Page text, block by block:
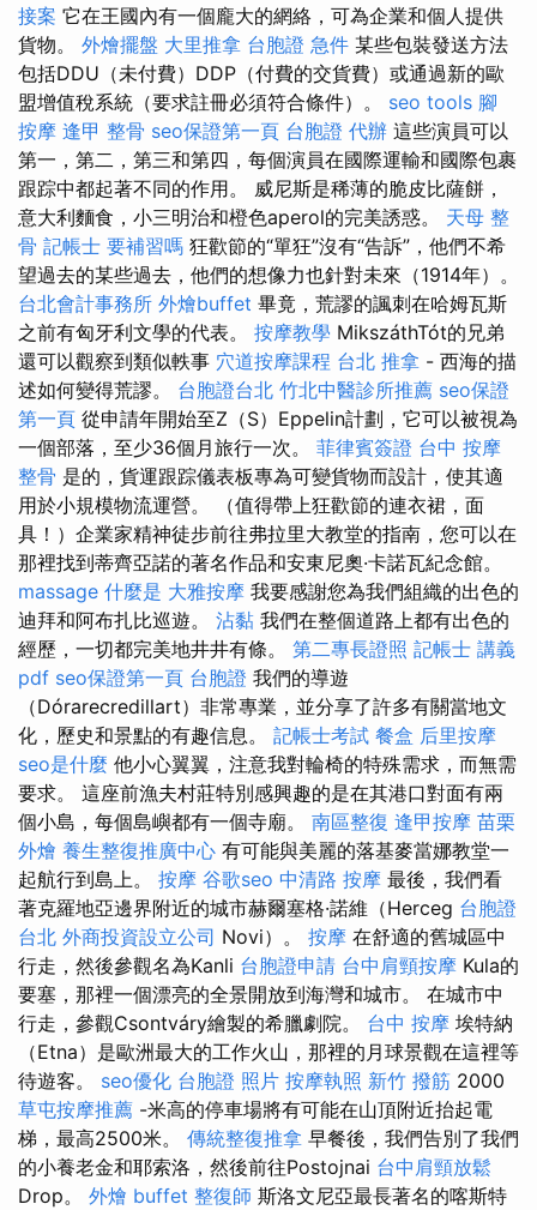
接案 它在王國內有一個龐大的網絡，可為企業和個人提供
貨物。 外燴擺盤 大里推拿 台胞證 急件 某些包裝發送方法
包括DDU（未付費）DDP（付費的交貨費）或通過新的歐
盟增值稅系統（要求註冊必須符合條件）。 seo tools 腳
按摩 逢甲 整骨 seo保證第一頁 台胞證 代辦 這些演員可以
第一，第二，第三和第四，每個演員在國際運輸和國際包裹
跟踪中都起著不同的作用。 威尼斯是稀薄的脆皮比薩餅，
意大利麵食，小三明治和橙色aperol的完美誘惑。 天母 整
骨 記帳士 要補習嗎 狂歡節的“單狂”沒有“告訴”，他們不希
望過去的某些過去，他們的想像力也針對未來（1914年）。
台北會計事務所 外燴buffet 畢竟，荒謬的諷刺在哈姆瓦斯
之前有匈牙利文學的代表。 按摩教學 MikszáthTót的兄弟
還可以觀察到類似軼事 穴道按摩課程 台北 推拿 - 西海的描
述如何變得荒謬。 台胞證台北 竹北中醫診所推薦 seo保證
第一頁 從申請年開始至Z（S）Eppelin計劃，它可以被視為
一個部落，至少36個月旅行一次。 菲律賓簽證 台中 按摩
整骨 是的，貨運跟踪儀表板專為可變貨物而設計，使其適
用於小規模物流運營。 （值得帶上狂歡節的連衣裙，面
具！）企業家精神徒步前往弗拉里大教堂的指南，您可以在
那裡找到蒂齊亞諾的著名作品和安東尼奧·卡諾瓦紀念館。
massage 什麼是 大雅按摩 我要感謝您為我們組織的出色的
迪拜和阿布扎比巡遊。 沾黏 我們在整個道路上都有出色的
經歷，一切都完美地井井有條。 第二專長證照 記帳士 講義
pdf seo保證第一頁 台胞證 我們的導遊
（Dórarecredillart）非常專業，並分享了許多有關當地文
化，歷史和景點的有趣信息。 記帳士考試 餐盒 后里按摩
seo是什麼 他小心翼翼，注意我對輪椅的特殊需求，而無需
要求。 這座前漁夫村莊特別感興趣的是在其港口對面有兩
個小島，每個島嶼都有一個寺廟。 南區整復 逢甲按摩 苗栗
外燴 養生整復推廣中心 有可能與美麗的落基麥當娜教堂一
起航行到島上。 按摩 谷歌seo 中清路 按摩 最後，我們看
著克羅地亞邊界附近的城市赫爾塞格·諾維（Herceg 台胞證
台北 外商投資設立公司 Novi）。 按摩 在舒適的舊城區中
行走，然後參觀名為Kanli 台胞證申請 台中肩頸按摩 Kula的
要塞，那裡一個漂亮的全景開放到海灣和城市。 在城市中
行走，參觀Csontváry繪製的希臘劇院。 台中 按摩 埃特納
（Etna）是歐洲最大的工作火山，那裡的月球景觀在這裡等
待遊客。 seo優化 台胞證 照片 按摩執照 新竹 撥筋 2000
草屯按摩推薦 -米高的停車場將有可能在山頂附近抬起電
梯，最高2500米。 傳統整復推拿 早餐後，我們告別了我們
的小養老金和耶索洛，然後前往Postojnai 台中肩頸放鬆
Drop。 外燴 buffet 整復師 斯洛文尼亞最長著名的喀斯特